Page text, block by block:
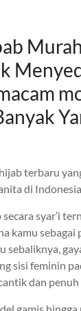
terbaru
di
syar’i
kamu sebagai
sebaliknya,
sisi feminin
dan penuh